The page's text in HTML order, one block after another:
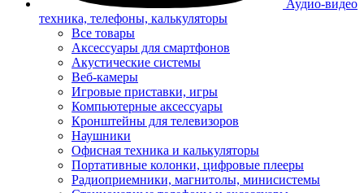
Аудио-видео
техника, телефоны, калькуляторы
Все товары
Аксессуары для смартфонов
Акустические системы
Веб-камеры
Игровые приставки, игры
Компьютерные аксессуары
Кронштейны для телевизоров
Наушники
Офисная техника и калькуляторы
Портативные колонки, цифровые плееры
Радиоприемники, магнитолы, минисистемы